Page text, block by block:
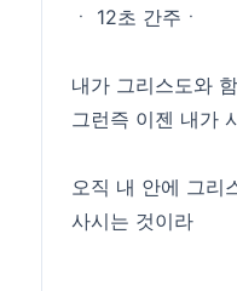
ㆍ 12초 간주ㆍ
내가 그리스도와
그런즉 이젠 내가
오직 내 안에 그리
사시는 것이라